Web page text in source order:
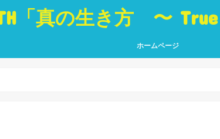
「真の生き方 〜
ホームページ